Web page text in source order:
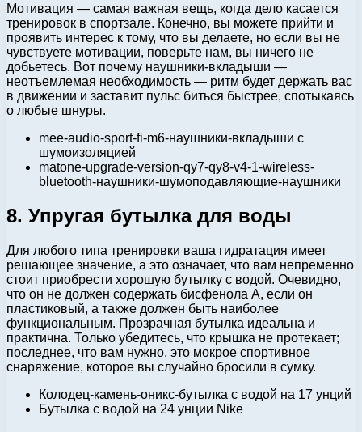
Мотивация — самая важная вещь, когда дело касается
тренировок в спортзале. Конечно, вы можете прийти и
проявить интерес к тому, что вы делаете, но если вы не
чувствуете мотивации, поверьте нам, вы ничего не
добьетесь. Вот почему наушники-вкладыши —
неотъемлемая необходимость — ритм будет держать вас
в движении и заставит пульс биться быстрее, спотыкаясь
о любые шнуры.
mee-audio-sport-fi-m6-наушники-вкладыши с
шумоизоляцией
matone-upgrade-version-qy7-qy8-v4-1-wireless-
bluetooth-наушники-шумоподавляющие-наушники
8. Упругая бутылка для воды
Для любого типа тренировки ваша гидратация имеет
решающее значение, а это означает, что вам непременно
стоит приобрести хорошую бутылку с водой. Очевидно,
что он не должен содержать бисфенола А, если он
пластиковый, а также должен быть наиболее
функциональным. Прозрачная бутылка идеальна и
практична. Только убедитесь, что крышка не протекает;
последнее, что вам нужно, это мокрое спортивное
снаряжение, которое вы случайно бросили в сумку.
Колодец-камень-оникс-бутылка с водой на 17 унций
Бутылка с водой на 24 унции Nike